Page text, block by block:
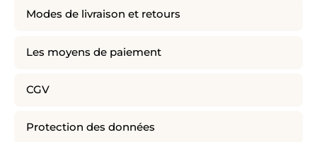
Modes de livraison et retours
Les moyens de paiement
CGV
Protection des données